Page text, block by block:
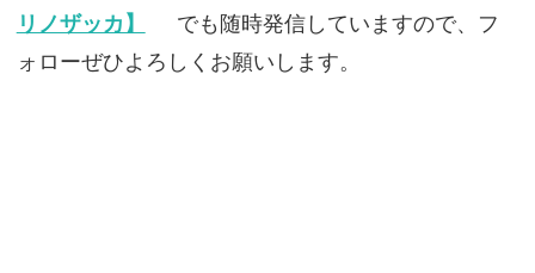
リノザッカ】
でも随時発信していますので、フ
ォローぜひよろしくお願いします。